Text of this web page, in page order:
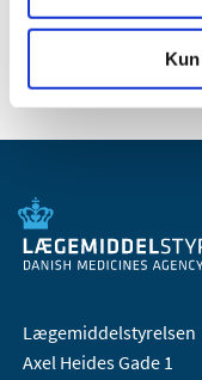
2005 (2)
Lægemiddelstyrelsen
Axel Heides Gade 1